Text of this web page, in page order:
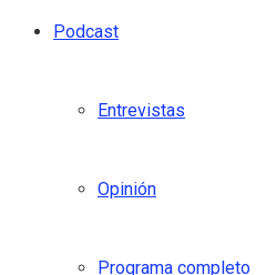
Podcast
Entrevistas
Opinión
Programa completo